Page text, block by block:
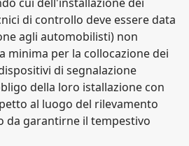
di controllo deve essere data
agli automobilisti) non
minima per la collocazione dei
di segnalazione
della loro istallazione con
al luogo del rilevamento
da garantirne il tempestivo